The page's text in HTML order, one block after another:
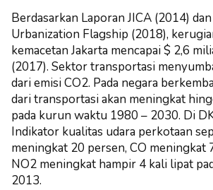
Berdasarkan Laporan JICA (2014)
Urbanization Flagship (2018),
kemacetan Jakarta mencapai $ 2,6
(2017). Sektor transportasi
dari emisi CO2. Pada negara
dari transportasi akan meningkat
pada kurun waktu 1980 – 2030. Di
Indikator kualitas udara perkotaan
meningkat 20 persen, CO meningkat
NO2 meningkat hampir 4 kali lipat
2013.